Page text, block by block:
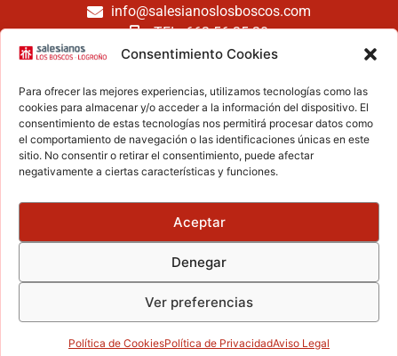
Consentimiento Cookies
Para ofrecer las mejores experiencias, utilizamos tecnologías como las
cookies para almacenar y/o acceder a la información del dispositivo. El
consentimiento de estas tecnologías nos permitirá procesar datos como
el comportamiento de navegación o las identificaciones únicas en este
sitio. No consentir o retirar el consentimiento, puede afectar
negativamente a ciertas características y funciones.
Aceptar
Denegar
Ver preferencias
Política de CookiesPolítica de PrivacidadAviso Legal
info@salesianoslosboscos.com
TEL: 662 56 25 20
TEL: 941 240 171
Haz clic para aceptar cookies de
marketing y permitir este contenido
ZONA LEGAL
Aviso legal
Política de privacidad
Secretaría